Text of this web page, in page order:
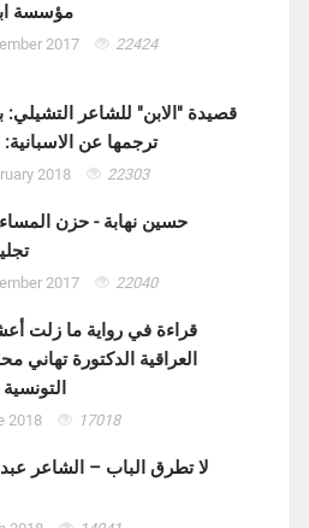
مؤسسة
2017 22424
قصيدة "الابن" للشاعر التشيلي:
ترجمها عن
2018 22303
حسين نهابة - حزن
2017 22040
قراءة في رواية ما زلت
العراقية الدكتورة تهاني
2018 17018
لا تطرق الباب – الشاعر